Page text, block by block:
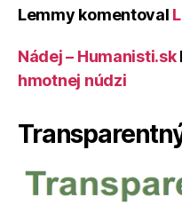
Lemmy komentoval
Nádej – Humanisti.sk
hmotnej núdzi